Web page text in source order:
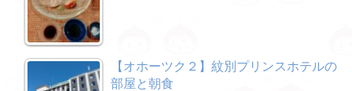
【オホーツク２】紋別プリンスホテルの
部屋と朝食